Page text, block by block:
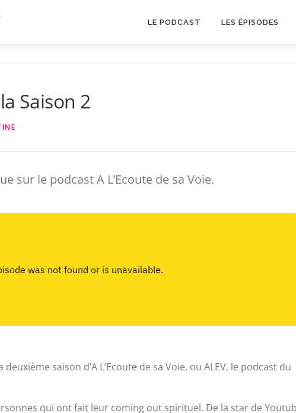
LE PODCAST LES ÉPISODES
Saison 2
sur le podcast A L’Ecoute de sa Voie.
saison d’A L’Ecoute de sa Voie, ou ALEV, le podcast du
qui ont fait leur coming out spirituel. De la star de